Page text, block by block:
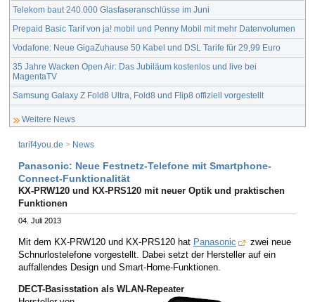
Telekom baut 240.000 Glasfaseranschlüsse im Juni
Prepaid Basic Tarif von ja! mobil und Penny Mobil mit mehr Datenvolumen
Vodafone: Neue GigaZuhause 50 Kabel und DSL Tarife für 29,99 Euro
35 Jahre Wacken Open Air: Das Jubiläum kostenlos und live bei
MagentaTV
Samsung Galaxy Z Fold8 Ultra, Fold8 und Flip8 offiziell vorgestellt
Weitere News
tarif4you.de > News
Panasonic: Neue Festnetz-Telefone mit Smartphone-
Connect-Funktionalität
KX-PRW120 und KX-PRS120 mit neuer Optik und praktischen
Funktionen
04. Juli 2013
Mit dem KX-PRW120 und KX-PRS120 hat Panasonic
zwei neue
Schnurlostelefone vorgestellt. Dabei setzt der Hersteller auf ein
auffallendes Design und Smart-Home-Funktionen.
DECT-Basisstation als WLAN-Repeater